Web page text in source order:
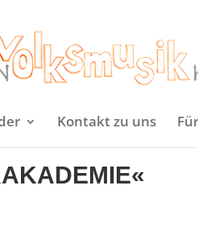
Kontakt zu uns